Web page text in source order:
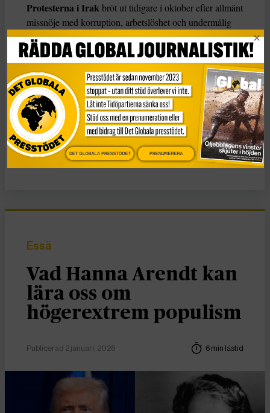
Protesterna i Irakbröt ut tidigare i oktober efter allmänt
missnöje med korruption, arbetslöshet och undermålig
social standard.
I den första protestvågen i början av oktober dödades
sammanlagt 157 människor i Irak och polis och
säkerhetsstyrkor har fått skarp kritik för att ha använt
övervåld mot proteströrelsen.
KATEGORI
Nyheter
Essä
Vad Hanna Arendt kan
lära oss om
högerextrem populism
Publicerad 2 januari, 2026 6 min lästid
DET GLOBALA PRESSTÖDET PRENUMERERA